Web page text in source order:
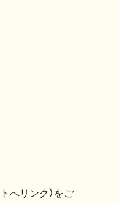
へリンク）をご